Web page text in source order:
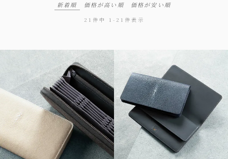
新着順 価格が高い順 価格が安い順
21 件中 1 - 21 件表示